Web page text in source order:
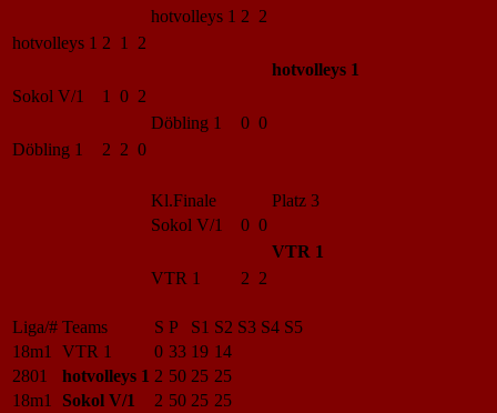
hotvolleys 1 2 2
hotvolleys 1 2 1 2
hotvolleys 1
Sokol V/1
1 0 2
Döbling 1
0 0
Döbling 1
2 2 0
Kl.Finale
Platz 3
Sokol V/1
0 0
VTR 1
VTR 1
2 2
Liga/# Teams S P S1 S2 S3 S4 S5
18m1
VTR 1 0 33 19 14
2801
hotvolleys 1 2 50 25 25
18m1
Sokol V/1 2 50 25 25